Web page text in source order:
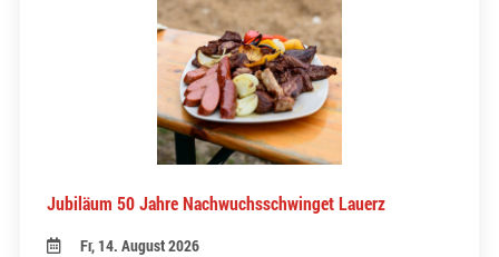
Jubiläum 50 Jahre Nachwuchsschwinget Lauerz
Fr, 14. August 2026